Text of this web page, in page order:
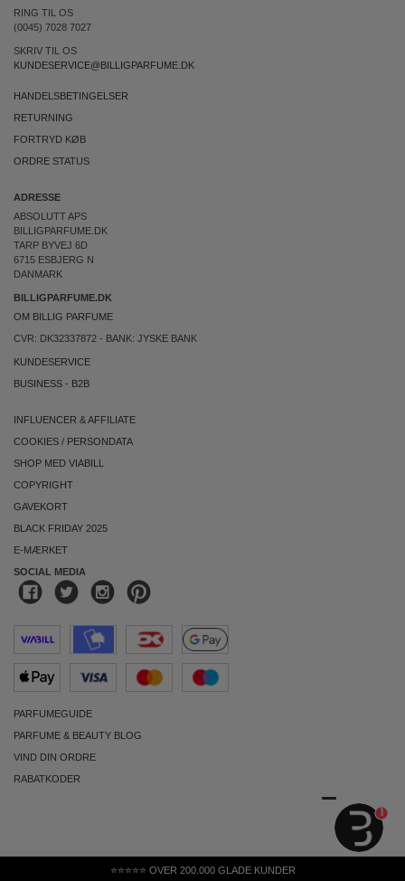
⭐⭐⭐⭐⭐ OVER 200.000 GLADE KUNDER
RING TIL OS
(0045) 7028 7027
SKRIV TIL OS
KUNDESERVICE@BILLIGPARFUME.DK
HANDELSBETINGELSER
RETURNING
FORTRYD KØB
ORDRE STATUS
ADRESSE
ABSOLUTT APS
BILLIGPARFUME.DK
TARP BYVEJ 6D
6715 ESBJERG N
DANMARK
BILLIGPARFUME.DK
OM BILLIG PARFUME
CVR: DK32337872 - BANK: JYSKE BANK
KUNDESERVICE
BUSINESS - B2B
INFLUENCER & AFFILIATE
COOKIES / PERSONDATA
SHOP MED VIABILL
COPYRIGHT
GAVEKORT
BLACK FRIDAY 2025
E-MÆRKET
SOCIAL MEDIA
PARFUMEGUIDE
PARFUME & BEAUTY BLOG
VIND DIN ORDRE
RABATKODER
1